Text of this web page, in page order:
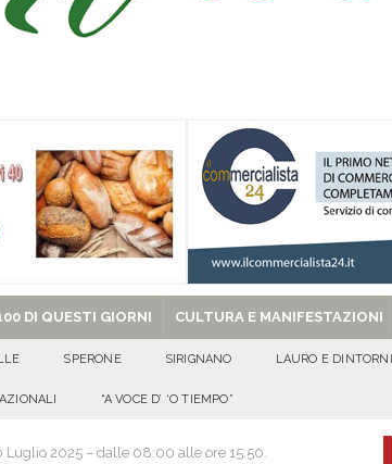
nuova agente della Polizia Municipale
il Martirio di san Giovanni Battista e santa Sabina EVIDENZA
DI QUESTI GIORNI CULTURA E MANIFESTAZIONI
SPERONE SIRIGNANO LAURO E DINTORNI
“A VOCE D’ ‘O TIEMPO”
2025 – dalle 08:00 alle ore 15:50.